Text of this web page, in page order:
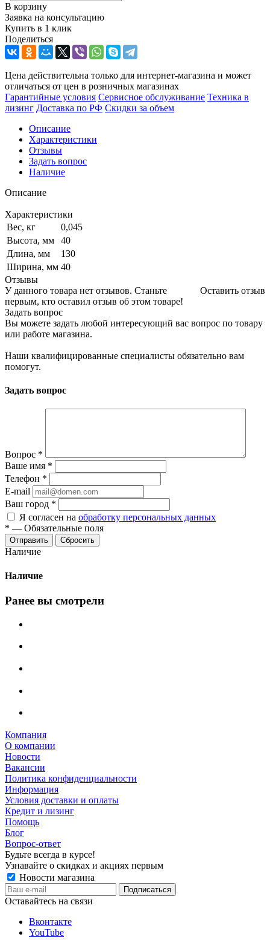
В корзину
Заявка на консультацию
Купить в 1 клик
Поделиться
Цена действительна только для интернет-магазина и может
отличаться от цен в розничных магазинах
Гарантийные условия Сервисное обслуживание Техника в
лизинг Доставка по РФ Скидки за объем
Описание
Характеристики
Отзывы
Задать вопрос
Наличие
Описание
Характеристики
Вес, кг
0,045
Высота, мм
40
Длина, мм
130
Ширина, мм 40
Отзывы
Оставить отзыв
У данного товара нет отзывов. Станьте
первым, кто оставил отзыв об этом товаре!
Задать вопрос
Вы можете задать любой интересующий вас вопрос по товару
или работе магазина.
Наши квалифицированные специалисты обязательно вам
помогут.
Задать вопрос
Вопрос *
Ваше имя *
Телефон *
E-mail
Ваш город *
Я согласен на обработку персональных данных
* — Обязательные поля
Сбросить
Наличие
Наличие
Ранее вы смотрели
Компания
О компании
Новости
Вакансии
Политика конфиденциальности
Информация
Условия доставки и оплаты
Кредит и лизинг
Помощь
Блог
Вопрос-ответ
Будьте всегда в курсе!
Узнавайте о скидках и акциях первым
Новости магазина
Оставайтесь на связи
Вконтакте
YouTube